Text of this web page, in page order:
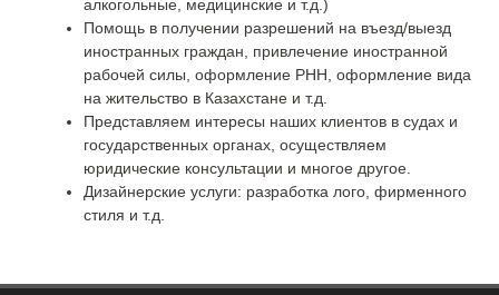
алкогольные, медицинские и т.д.)
Помощь в получении разрешений на въезд/выезд
иностранных граждан, привлечение иностранной
рабочей силы, оформление РНН, оформление вида
на жительство в Казахстане и т.д.
Представляем интересы наших клиентов в судах и
государственных органах, осуществляем
юридические консультации и многое другое.
Дизайнерские услуги: разработка лого, фирменного
стиля и т.д.